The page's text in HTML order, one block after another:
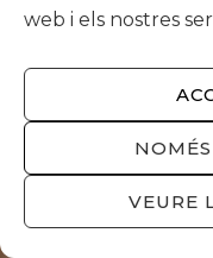
web i els nostres
VEURE
VOLS